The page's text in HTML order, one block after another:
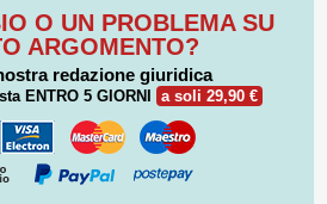
O UN PROBLEMA SU
ARGOMENTO?
redazione giuridica
ENTRO 5 GIORNI a soli 29,90 €